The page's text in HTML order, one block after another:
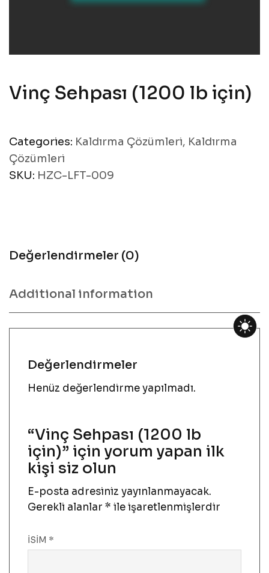
Vinç Sehpası (1200 lb için)
Categories: Kaldırma Çözümleri, Kaldırma
Çözümleri
SKU: HZC-LFT-009
Değerlendirmeler (0)
Additional information
Değerlendirmeler
Henüz değerlendirme yapılmadı.
“Vinç Sehpası (1200 lb
için)” için yorum yapan ilk
kişi siz olun
E-posta adresiniz yayınlanmayacak.
Gerekli alanlar * ile işaretlenmişlerdir
İSIM *